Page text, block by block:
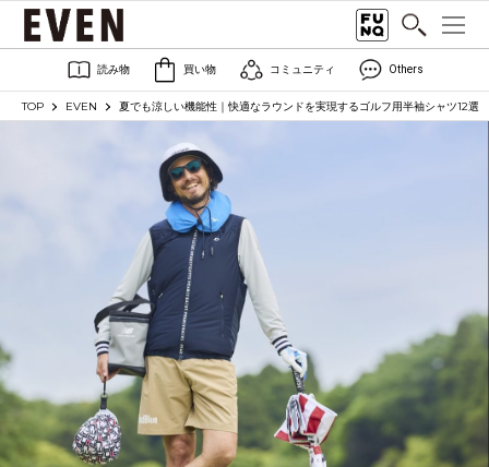
読み物 買い物 コミュニティ Others
TOP EVEN 夏でも涼しい機能性｜快適なラウンドを実現するゴルフ用半袖シャツ12選